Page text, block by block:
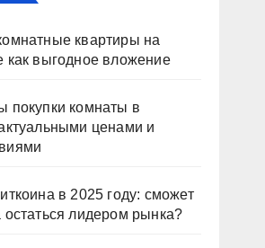
квартиры на
как выгодное вложение
покупки комнаты в
ценами и
в 2025 году: сможет
остаться лидером рынка?